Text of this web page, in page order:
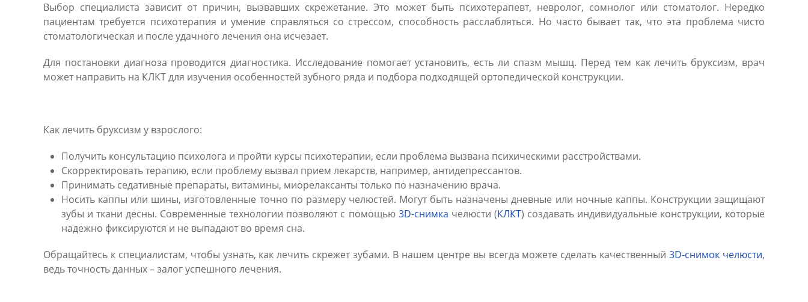
Выбор специалиста зависит от причин, вызвавших скрежетание. Это может быть психотерапевт, невролог, сомнолог или стоматолог. Нередко
пациентам требуется психотерапия и умение справляться со стрессом, способность расслабляться. Но часто бывает так, что эта проблема чисто
стоматологическая и после удачного лечения она исчезает.
Для постановки диагноза проводится диагностика. Исследование помогает установить, есть ли спазм мышц. Перед тем как лечить бруксизм, врач
может направить на КЛКТ для изучения особенностей зубного ряда и подбора подходящей ортопедической конструкции.
Как лечить бруксизм у взрослого:
Получить консультацию психолога и пройти курсы психотерапии, если проблема вызвана психическими расстройствами.
Скорректировать терапию, если проблему вызвал прием лекарств, например, антидепрессантов.
Принимать седативные препараты, витамины, миорелаксанты только по назначению врача.
Носить каппы или шины, изготовленные точно по размеру челюстей. Могут быть назначены дневные или ночные каппы. Конструкции защищают
зубы и ткани десны. Современные технологии позволяют с помощью 3D-снимка челюсти (КЛКТ) создавать индивидуальные конструкции, которые
надежно фиксируются и не выпадают во время сна.
Обращайтесь к специалистам, чтобы узнать, как лечить скрежет зубами. В нашем центре вы всегда можете сделать качественный3D-снимок челюсти,
ведь точность данных – залог успешного лечения.